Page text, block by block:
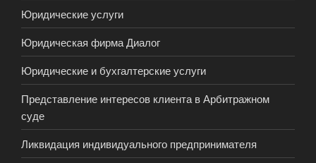
Юридические услуги
Юридическая фирма Диалог
Юридические и бухгалтерские услуги
Представление интересов клиента в Арбитражном
суде
Ликвидация индивидуального предпринимателя